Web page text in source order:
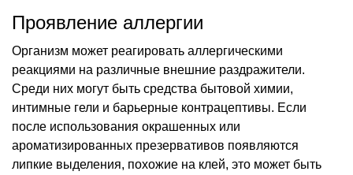
Проявление аллергии
Организм может реагировать аллергическими
реакциями на различные внешние раздражители.
Среди них могут быть средства бытовой химии,
интимные гели и барьерные контрацептивы. Если
после использования окрашенных или
ароматизированных презервативов появляются
липкие выделения, похожие на клей, это может быть